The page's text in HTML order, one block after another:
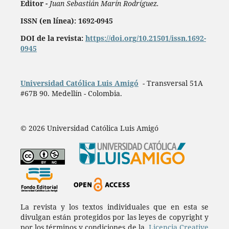
Editor - Juan Sebastián Marín Rodríguez.
ISSN (en línea): 1692-0945
DOI de la revista: https://doi.org/10.21501/issn.1692-
0945
Universidad Católica Luis Amigó - Transversal 51A
#67B 90. Medellín - Colombia.
© 2026 Universidad Católica Luis Amigó
La revista y los textos individuales que en esta se
divulgan están protegidos por las leyes de copyright y